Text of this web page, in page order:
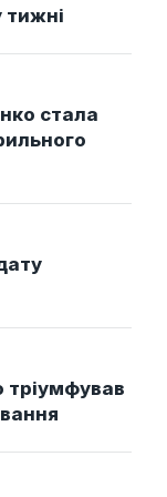
тижні
стала
тріумфував